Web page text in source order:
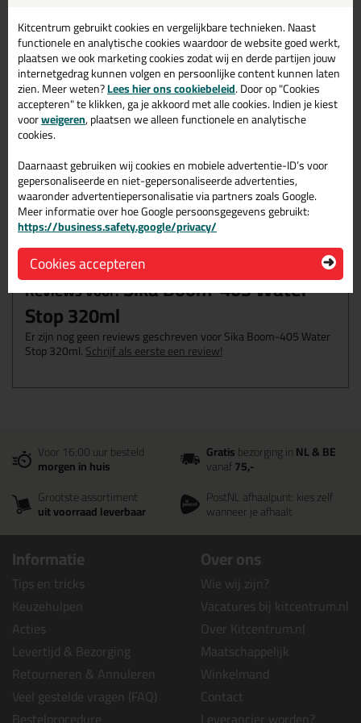
15x40,99p/st 11%korting
Waarom dit product?
Waarom dit product?
Uitstekende hechting op alle gangbare ondergronden
Klaar voor gebruik
Spray nozzle inbegrepen!
Omschrijving Video Specificaties Reviews (0)
Reviews voor:Sika Boom-405 Water
Stop 320ml
Er zijn nog geen reviews geschreven voor Sika Boom-405 Water
Stop 320ml.Schrijf als eerste een review!
Voor 16:00 uur besteld
morgen in huis
Gratisbezorging inNL & BE
vanaf75,-
Grootste assortiment
uit voorraad leverbaar
PostNL afhaalpunt: kies zelf
wanneer je afhaalt
Informatie
Tips en tricks
Keuzehulpen
Acties
Levertijd & Bezorging
Retourneren & Annuleren
Veel gestelde vragen (FAQ)
Over ons
Wie wij zijn?
Vacatures bij kitcentrum.nl
Over Kitcentrum.nl
Maatschappelijk
Winkelmand
Contact
Kitcentrum gebruikt cookies en vergelijkbare technieken. Naast
functionele en analytische cookies waardoor de website goed werkt,
plaatsen we ook marketing cookies zodat wij en derde partijen jouw
internetgedrag kunnen volgen en persoonlijke content kunnen laten
zien. Meer weten?Lees hier ons cookiebeleid. Door op "Cookies
accepteren" te klikken, ga je akkoord met alle cookies. Indien je kiest
voorweigeren, plaatsen we alleen functionele en analytische
cookies.
Daarnaast gebruiken wij cookies en mobiele advertentie-ID’s voor
gepersonaliseerde en niet-gepersonaliseerde advertenties,
waaronder advertentiepersonalisatie via partners zoals Google.
Meer informatie over hoe Google persoonsgegevens gebruikt:
https://business.safety.google/privacy/
Cookies accepteren